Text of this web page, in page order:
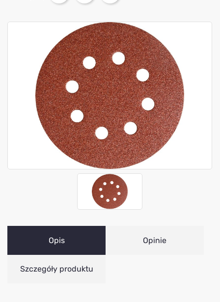
Opis Opinie
Szczegóły produktu